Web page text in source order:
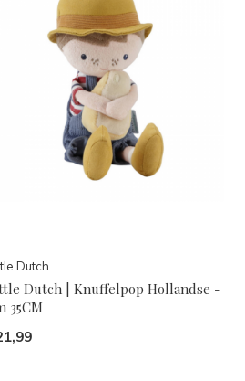
Dutch
Dutch | Knuffelpop Hollandse -
35CM